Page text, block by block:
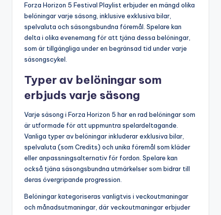
Forza Horizon 5 Festival Playlist erbjuder en mängd olika
belöningar varje säsong, inklusive exklusiva bilar,
spelvaluta och säsongsbundna föremål. Spelare kan
delta i olika evenemang för att tjäna dessa belöningar,
som är tillgängliga under en begränsad tid under varje
säsongscykel.
Typer av belöningar som
erbjuds varje säsong
Varje säsong i Forza Horizon 5 har en rad belöningar som
är utformade för att uppmuntra spelardeltagande.
Vanliga typer av belöningar inkluderar exklusiva bilar,
spelvaluta (som Credits) och unika föremål som kläder
eller anpassningsalternativ för fordon. Spelare kan
också tjäna säsongsbundna utmärkelser som bidrar till
deras övergripande progression.
Belöningar kategoriseras vanligtvis i veckoutmaningar
och månadsutmaningar, där veckoutmaningar erbjuder